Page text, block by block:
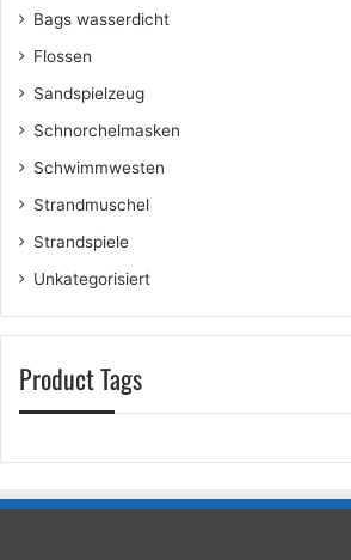
Bags wasserdicht
Flossen
Sandspielzeug
Schnorchelmasken
Schwimmwesten
Strandmuschel
Strandspiele
Unkategorisiert
Product Tags